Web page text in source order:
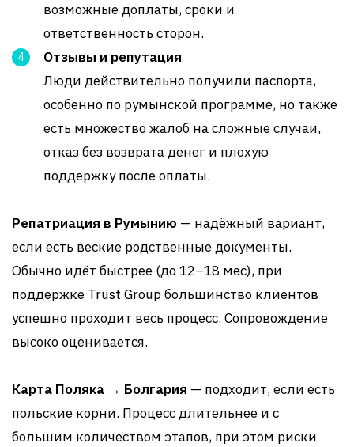
возможные доплаты, сроки и
ответственность сторон.
Отзывы и репутация
Люди действительно получили паспорта,
особенно по румынской программе, но также
есть множество жалоб на сложные случаи,
отказ без возврата денег и плохую
поддержку после оплаты.
Репатриация в Румынию — надёжный вариант,
если есть веские родственные документы.
Обычно идёт быстрее (до 12–18 мес), при
поддержке Trust Group большинство клиентов
успешно проходит весь процесс. Сопровождение
высоко оценивается.
Карта Поляка → Болгария — подходит, если есть
польские корни. Процесс длительнее и с
большим количеством этапов, при этом риски